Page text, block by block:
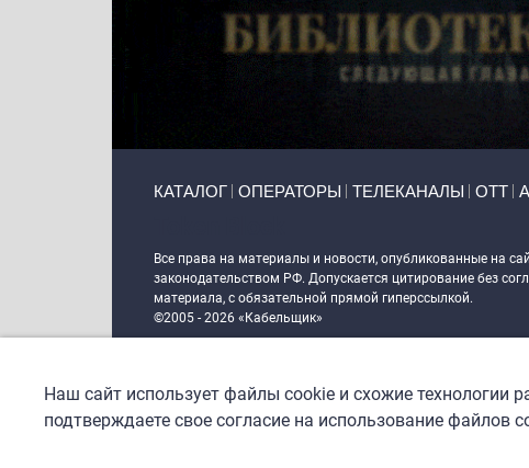
КАТАЛОГ ОПЕРАТОРЫ ТЕЛЕКАНАЛЫ ОТТ
Все права на материалы и новости, опубликованные на
законодательством РФ. Допускается цитирование без
материала, с обязательной прямой гиперссылкой.
©2005 - 2026 «Кабельщик»
DrupalCoder — поддержка сайта c 2017 года
Наш сайт использует файлы cookie и схожие технологии
подтверждаете свое согласие на использование файлов